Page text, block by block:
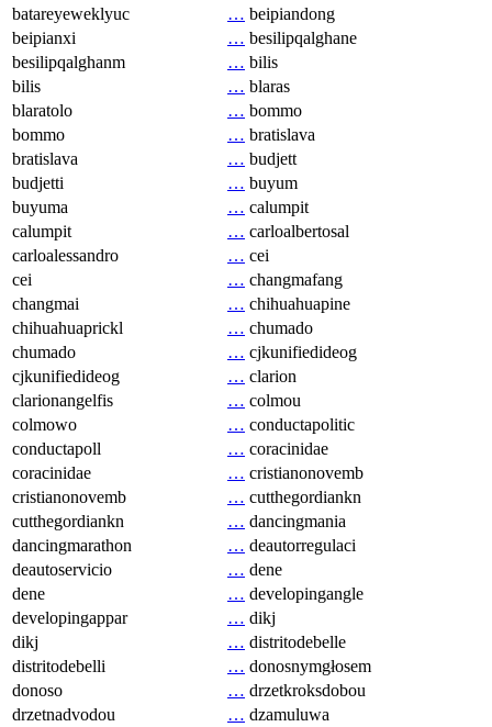
batareyeweklyuc
… beipiandong
beipianxi
… besilipqalghane
besilipqalghanm
… bilis
bilis
… blaras
blaratolo
… bommo
bommo
… bratislava
bratislava
… budjett
budjetti
… buyum
buyuma
… calumpit
calumpit
… carloalbertosal
carloalessandro
… cei
cei
… changmafang
changmai
… chihuahuapine
chihuahuaprickl
… chumado
chumado
… cjkunifiedideog
cjkunifiedideog
… clarion
clarionangelfis
… colmou
colmowo
… conductapolitic
conductapoll
… coracinidae
coracinidae
… cristianonovemb
cristianonovemb
… cutthegordiankn
cutthegordiankn
… dancingmania
dancingmarathon
… deautorregulaci
deautoservicio
… dene
dene
… developingangle
developingappar
… dikj
dikj
… distritodebelle
distritodebelli
… donosnymgłosem
donoso
… drzetkroksdobou
drzetnadvodou
… dzamuluwa